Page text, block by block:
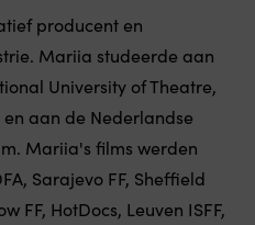
producent en
Mariia studeerde aan
University of Theatre,
en aan de Nederlandse
Mariia's films werden
Sarajevo FF, Sheffield
FF, HotDocs, Leuven ISFF,